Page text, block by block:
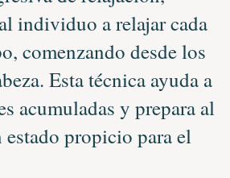
individuo a relajar cada
comenzando desde los
Esta técnica ayuda a
acumuladas y prepara al
propicio para el